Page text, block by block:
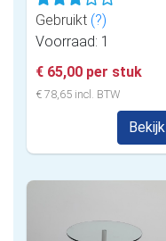
Gebruikt (?)
Voorraad: 1
€ 65,00 per stuk
€ 78,65 incl. BTW
Bekijk